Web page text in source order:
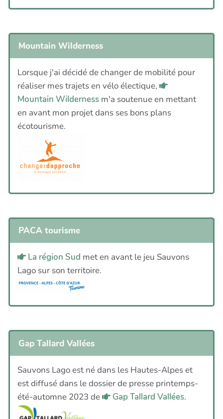
Mountain Wilderness
Lorsque j'ai décidé de changer de mobilité pour
réaliser mes trajets en vélo électique,
Mountain Wilderness m'a soutenue en mettant
en avant mon projet dans ses bons plans
écotourisme.
PACA tourisme
La région Sud met en avant le jeu Sauvons
Lago sur son territoire.
Gap Tallard Vallées
Sauvons Lago est né dans les Hautes-Alpes et
est diffusé dans le dossier de presse printemps-
été-automne 2023 de
Gap Tallard Vallées.